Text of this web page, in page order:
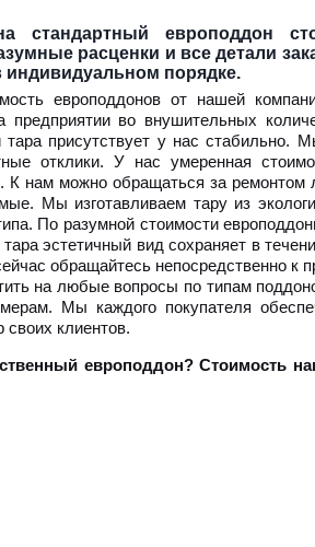
стандартный европоддон
расценки и все детали
индивидуальном порядке.
европоддонов от нашей
предприятии во внушительных
тара присутствует у нас стабильно.
отклики. У нас умеренная
К нам можно обращаться за
Мы изготавливаем тару из
По разумной стоимости
эстетичный вид сохраняет в
обращайтесь непосредственно
на любые вопросы по типам
Мы каждого покупателя
клиентов.
европоддон? Стоимость